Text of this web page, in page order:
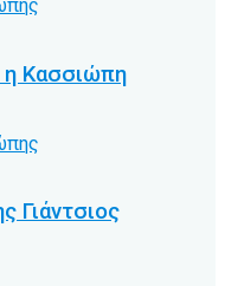
η Κασσιώπη
Γιάντσιος